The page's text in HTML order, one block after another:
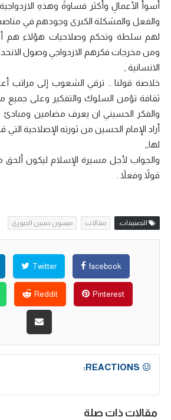
أسوأ الأعمالِ وأكثر قساوةً وهذهِ
والفعل والمشكلة الكبرى وجودهم في
لهم سلطة وتحكم وصلاحيات هؤلاء هم
ومن مخرجات فكرهم الازدواجي وصول
الانسانية ,
خلاصة قولنا .. ترقي الشعوب إلى مراتب
ثقافة تؤمن السلوك والتفكير وعلى جميع
والفكر الحسيني ان يعرف مضامين ومبادئ
أراد الإمام الحسين من ثورته الإصلاحية
لها,,
والجواب لأجل مسيرة الإسلام ليكون ألحق
قولاً وفعلاً .
التصنيفات: مقالات ميسون حسين الجبوري
facebook
Twitter
Pinterest
Reddit
REACTIONS:
مقالات ذات صلة